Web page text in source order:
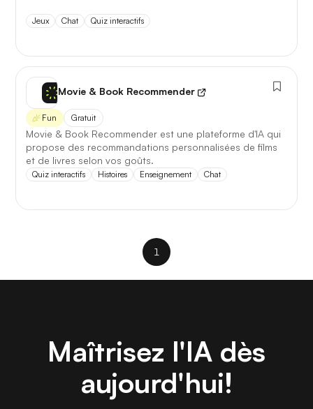
Contexte maximal ×2,5
Lire l'article complet
[TEST] Midjourney V8 : ce qui change
5 juillet 2026
Jeux Chat Quiz interactifs
Movie & Book Recommender
Fun Gratuit
Movie & Book Recommender est une plateforme d'IA qui
propose des recommandations personnalisées de films
et de livres selon vos goûts.
Quiz interactifs Histoires Enseignement Chat
1
Maîtrisez l'IA dès
aujourd'hui!